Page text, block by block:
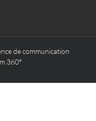
de communication
360°